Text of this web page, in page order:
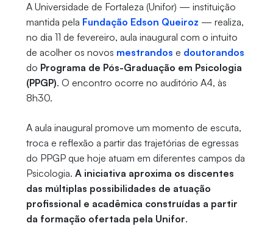
A Universidade de Fortaleza (Unifor) — instituição
mantida pela Fundação Edson Queiroz — realiza,
no dia 11 de fevereiro, aula inaugural com o intuito
de acolher os novos mestrandos e doutorandos
do Programa de Pós-Graduação em Psicologia
(PPGP). O encontro ocorre no auditório A4, às
8h30.
A aula inaugural promove um momento de escuta,
troca e reflexão a partir das trajetórias de egressas
do PPGP que hoje atuam em diferentes campos da
Psicologia. A iniciativa aproxima os discentes
das múltiplas possibilidades de atuação
profissional e acadêmica construídas a partir
da formação ofertada pela Unifor.